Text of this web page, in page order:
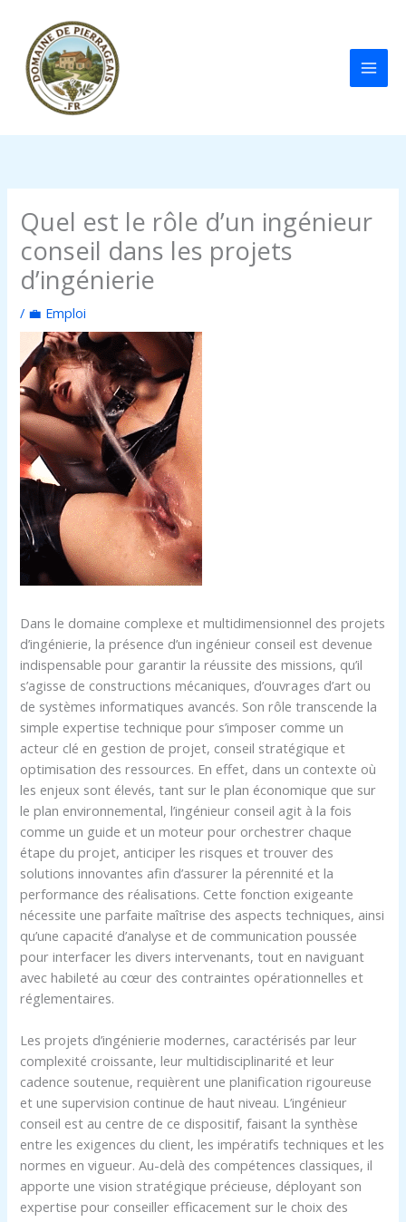
contenu
Quel est le rôle d’un ingénieur
conseil dans les projets
d’ingénierie
/ 💼 Emploi
Dans le domaine complexe et multidimensionnel des projets
d’ingénierie, la présence d’un ingénieur conseil est devenue
indispensable pour garantir la réussite des missions, qu’il
s’agisse de constructions mécaniques, d’ouvrages d’art ou
de systèmes informatiques avancés. Son rôle transcende la
simple expertise technique pour s’imposer comme un
acteur clé en gestion de projet, conseil stratégique et
optimisation des ressources. En effet, dans un contexte où
les enjeux sont élevés, tant sur le plan économique que sur
le plan environnemental, l’ingénieur conseil agit à la fois
comme un guide et un moteur pour orchestrer chaque
étape du projet, anticiper les risques et trouver des
solutions innovantes afin d’assurer la pérennité et la
performance des réalisations. Cette fonction exigeante
nécessite une parfaite maîtrise des aspects techniques, ainsi
qu’une capacité d’analyse et de communication poussée
pour interfacer les divers intervenants, tout en naviguant
avec habileté au cœur des contraintes opérationnelles et
réglementaires.
Les projets d’ingénierie modernes, caractérisés par leur
complexité croissante, leur multidisciplinarité et leur
cadence soutenue, requièrent une planification rigoureuse
et une supervision continue de haut niveau. L’ingénieur
conseil est au centre de ce dispositif, faisant la synthèse
entre les exigences du client, les impératifs techniques et les
normes en vigueur. Au-delà des compétences classiques, il
apporte une vision stratégique précieuse, déployant son
expertise pour conseiller efficacement sur le choix des